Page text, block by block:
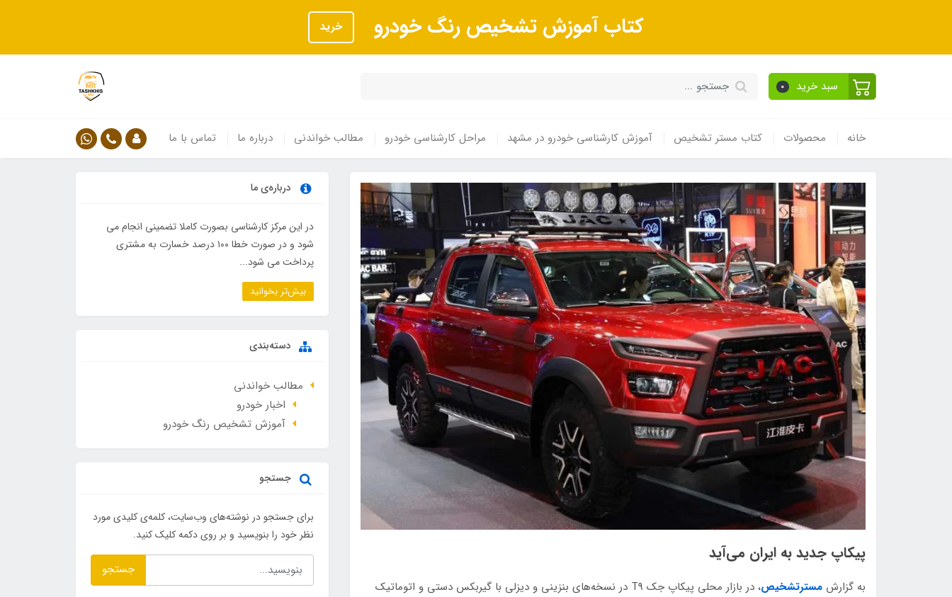
کتاب آموزش تشخیص رنگ خودرو خرید
سبد خرید 0
خانه محصولات کتاب مستر تشخیص آموزش کارشناسی خودرو در مشهد مراحل کارشناسی خودرو مطالب خواندنی درباره ما تماس با ما
پیکاپ جدید به ایران می‌آید
به گزارش مسترتشخیص
، در بازار محلی پیکاپ جک T9 در نسخه‌های بنزینی و دیزلی با گیربکس دستی و اتوماتیک
درباره‌ی ما
در این مرکز کارشناسی بصورت کاملا تضمینی انجام می
شود و در صورت خطا ۱۰۰ درصد خسارت به مشتری
پرداخت می شود...
بیش‌تر بخوانید
دسته‌بندی
مطالب خواندنی
اخبار خودرو
آموزش تشخیص رنگ خودرو
جستجو
برای جستجو در نوشته‌های وب‌سایت، کلمه‌ی کلیدی مورد
نظر خود را بنویسید و بر روی دکمه کلیک کنید.
جستجو